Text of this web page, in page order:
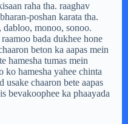
raha tha. raaghav
poshan karata tha.
dabloo, monoo, sonoo.
bada dukhee hone
beton ka aapas mein
hamesha tumas mein
ko hamesha yahee chinta
usake chaaron bete aapas
bevakoophee ka phaayada